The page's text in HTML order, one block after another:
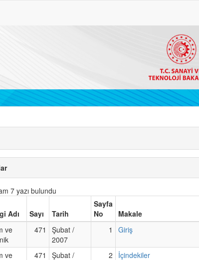
7 yazı bulundu
Adı Sayı Tarih
Sayfa
No
Makale
ve
471
Şubat /
2007
1 Giriş
ve
471
Şubat /
2 İçindekiler